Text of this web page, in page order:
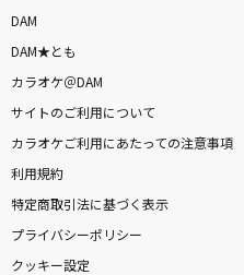
DAM
DAM★とも
カラオケ＠DAM
サイトのご利用について
カラオケご利用にあたっての注意事項
利用規約
特定商取引法に基づく表示
プライバシーポリシー
クッキー設定